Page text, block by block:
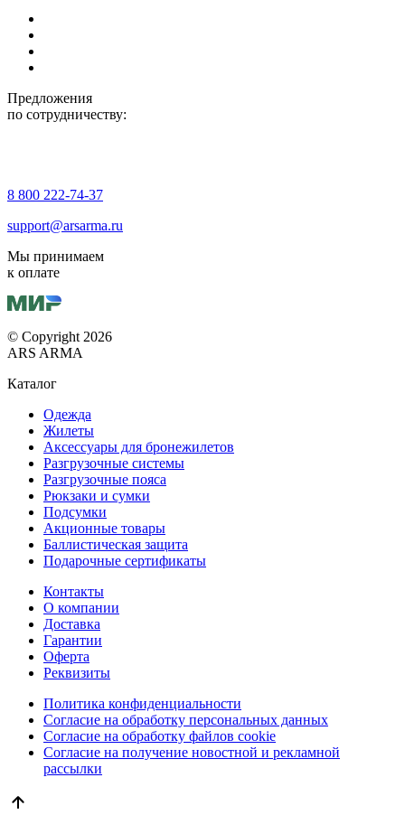
Предложения
по сотрудничеству:
8 800 222-74-37
support@arsarma.ru
Мы принимаем
к оплате
© Copyright 2026
ARS ARMA
Каталог
Одежда
Жилеты
Аксессуары для бронежилетов
Разгрузочные системы
Разгрузочные пояса
Рюкзаки и сумки
Подсумки
Акционные товары
Баллистическая защита
Подарочные сертификаты
Контакты
О компании
Доставка
Гарантии
Оферта
Реквизиты
Политика конфиденциальности
Согласие на обработку персональных данных
Согласие на обработку файлов cookie
Согласие на получение новостной и рекламной
рассылки